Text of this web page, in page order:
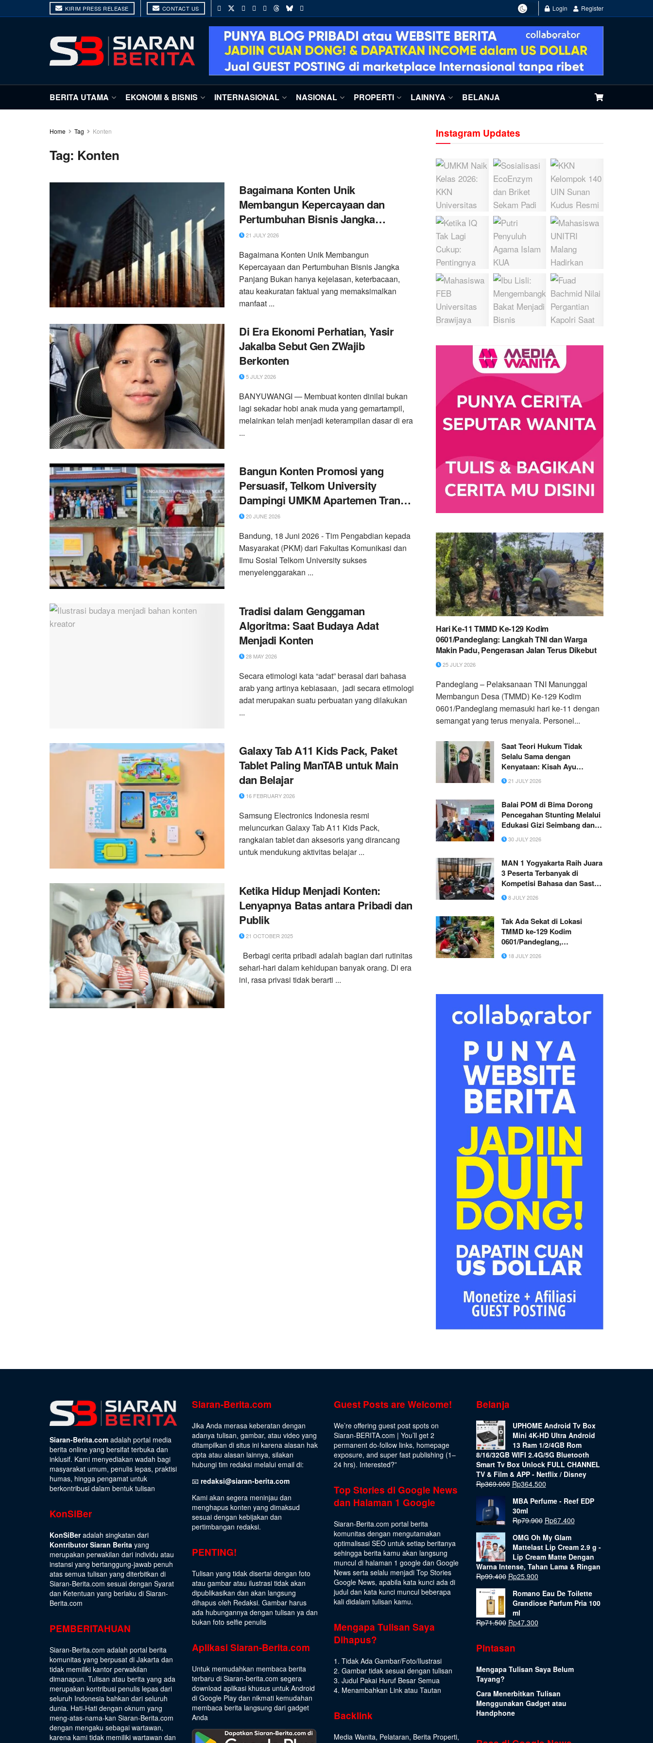
KIRIM PRESS RELEASE CONTACT US Login Register
BERITA UTAMA EKONOMI & BISNIS INTERNASIONAL NASIONAL PROPERTI LAINNYA BELANJA
Home Tag Konten
Tag: Konten
Bagaimana Konten Unik
Membangun Kepercayaan dan
Pertumbuhan Bisnis Jangka
Panjang
21 JULY 2026
Bagaimana Konten Unik Membangun
Kepercayaan dan Pertumbuhan Bisnis Jangka
Panjang Bukan hanya kejelasan, keterbacaan,
atau keakuratan faktual yang memaksimalkan
manfaat ...
Di Era Ekonomi Perhatian, Yasir
Jakalba Sebut Gen ZWajib
Berkonten
5 JULY 2026
BANYUWANGI — Membuat konten dinilai bukan
lagi sekadar hobi anak muda yang gemartampil,
melainkan telah menjadi keterampilan dasar di era
...
Bangun Konten Promosi yang
Persuasif, Telkom University
Dampingi UMKM Apartemen Transit
Ujung Berung
20 JUNE 2026
Bandung, 18 Juni 2026 - Tim Pengabdian kepada
Masyarakat (PKM) dari Fakultas Komunikasi dan
Ilmu Sosial Telkom University sukses
menyelenggarakan ...
Tradisi dalam Genggaman
Algoritma: Saat Budaya Adat
Menjadi Konten
28 MAY 2026
Secara etimologi kata “adat” berasal dari bahasa
arab yang artinya kebiasaan, jadi secara etimologi
adat merupakan suatu perbuatan yang dilakukan
...
Galaxy Tab A11 Kids Pack, Paket
Tablet Paling ManTAB untuk Main
dan Belajar
16 FEBRUARY 2026
Samsung Electronics Indonesia resmi
meluncurkan Galaxy Tab A11 Kids Pack,
rangkaian tablet dan aksesoris yang dirancang
untuk mendukung aktivitas belajar ...
Ketika Hidup Menjadi Konten:
Lenyapnya Batas antara Pribadi dan
Publik
21 OCTOBER 2025
Berbagi cerita pribadi adalah bagian dari rutinitas
sehari-hari dalam kehidupan banyak orang. Di era
ini, rasa privasi tidak berarti ...
Instagram Updates
Hari Ke-11 TMMD Ke-129 Kodim
0601/Pandeglang: Langkah TNI dan Warga
Makin Padu, Pengerasan Jalan Terus Dikebut
25 JULY 2026
Pandeglang – Pelaksanaan TNI Manunggal
Membangun Desa (TMMD) Ke-129 Kodim
0601/Pandeglang memasuki hari ke-11 dengan
semangat yang terus menyala. Personel...
Saat Teori Hukum Tidak
Selalu Sama dengan
Kenyataan: Kisah Ayu
Iswayanti yang Tetap Kuliah
di Tengah Dinamika
21 JULY 2026
Balai POM di Bima Dorong
Pencegahan Stunting Melalui
Edukasi Gizi Seimbang dan
Pangan Aman
30 JULY 2026
MAN 1 Yogyakarta Raih Juara
3 Peserta Terbanyak di
Kompetisi Bahasa dan Sastra
20268 JULY 2026
Tak Ada Sekat di Lokasi
TMMD ke-129 Kodim
0601/Pandeglang,
Kebersamaan Terjalin dalam
Satu Hamparan Daun Pisang
18 JULY 2026
Siaran-Berita.com adalah portal media
berita online yang bersifat terbuka dan
inklusif. Kami menyediakan wadah bagi
masyarakat umum, penulis lepas, praktisi
humas, hingga pengamat untuk
berkontribusi dalam bentuk tulisan
KonSiBer
KonSiBeradalah singkatan dari
Kontributor Siaran Berita yang
merupakan perwakilan dari individu atau
instansi yang bertanggung-jawab penuh
atas semua tulisan yang diterbitkan di
Siaran-Berita.com sesuai dengan Syarat
dan Ketentuan yang berlaku di Siaran-
Berita.com
PEMBERITAHUAN
Siaran-Berita.com adalah portal berita
komunitas yang berpusat di Jakarta dan
tidak memiliki kantor perwakilan
dimanapun. Tulisan atau berita yang ada
merupakan kontribusi penulis lepas dari
seluruh Indonesia bahkan dari seluruh
dunia. Hati-Hati dengan oknum yang
meng-atas-nama-kan Siaran-Berita.com
dengan mengaku sebagai wartawan,
karena kami tidak memiliki wartawan dan
Siaran-Berita.com
Jika Anda merasa keberatan dengan
adanya tulisan, gambar, atau video yang
ditampilkan di situs ini karena alasan hak
cipta atau alasan lainnya, silakan
hubungi tim redaksi melalui email di:
📧 redaksi@siaran-berita.com
Kami akan segera meninjau dan
menghapus konten yang dimaksud
sesuai dengan kebijakan dan
pertimbangan redaksi.
PENTING!
Tulisan yang tidak disertai dengan foto
atau gambar atau ilustrasi tidak akan
dipublikasikan dan akan langsung
dihapus oleh Redaksi. Gambar harus
ada hubungannya dengan tulisan ya dan
bukan foto selfie penulis
Aplikasi Siaran-Berita.com
Untuk memudahkan membaca berita
terbaru di Siaran-berita.com segera
download aplikasi khusus untuk Android
di Google Play dan nikmati kemudahan
membaca berita langsung dari gadget
Anda
Guest Posts are Welcome!
We’re offering guest post spots on
Siaran-BERITA.com | You’ll get 2
permanent do-follow links, homepage
exposure, and super fast publishing (1–
24 hrs). Interested?”
Top Stories di Google News
dan Halaman 1 Google
Siaran-Berita.com portal berita
komunitas dengan mengutamakan
optimalisasi SEO untuk setiap beritanya
sehingga berita kamu akan langsung
muncul di halaman 1 google dan Google
News serta selalu menjadi Top Stories
Google News, apabila kata kunci ada di
judul dan kata kunci muncul beberapa
kali didalam tulisan kamu.
Mengapa Tulisan Saya
Dihapus?
1. Tidak Ada Gambar/Foto/Ilustrasi
2. Gambar tidak sesuai dengan tulisan
3. Judul Pakai Huruf Besar Semua
4. Menambahkan Link atau Tautan
Backlink
Media Wanita, Pelataran, Berita Properti,
Belanja
UPHOME Android Tv Box
Mini 4K-HD Ultra Android
13 Ram 1/2/4GB Rom
8/16/32GB WIFI 2.4G/5G Bluetooth
Smart Tv Box Unlock FULL CHANNEL
TV & Film & APP - Netflix / Disney
Rp369.000 Rp364.500
MBA Perfume - Reef EDP
30ml
Rp79.900 Rp67.400
OMG Oh My Glam
Mattelast Lip Cream 2.9 g -
Lip Cream Matte Dengan
Warna Intense, Tahan Lama & Ringan
Rp99.400 Rp25.900
Romano Eau De Toilette
Grandiose Parfum Pria 100
ml
Rp71.500 Rp47.300
Pintasan
Mengapa Tulisan Saya Belum
Tayang?
Cara Menerbitkan Tulisan
Menggunakan Gadget atau
Handphone